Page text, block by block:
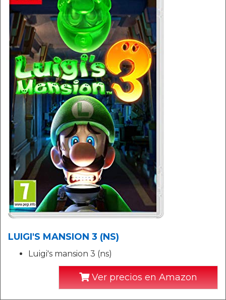
LUIGI'S MANSION 3 (NS)
Luigi's mansion 3 (ns)
Ver precios en Amazon